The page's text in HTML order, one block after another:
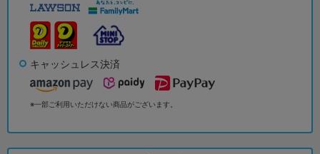
キャッシュレス決済
※一部ご利用いただけない商品がございます。